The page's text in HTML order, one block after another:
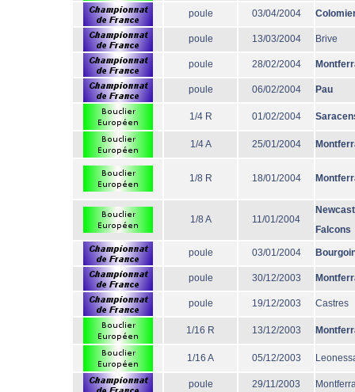
poule 03/04/2004
poule 13/03/2004 Brive
poule 28/02/2004
poule 06/02/2004 Pau
1/4 R 01/02/2004
1/4 A 25/01/2004
1/8 R 18/01/2004
1/8 A 11/01/2004
Falcons
poule 03/01/2004
poule 30/12/2003
poule 19/12/2003 Castres
1/16 R 13/12/2003
1/16 A 05/12/2003
poule 29/11/2003